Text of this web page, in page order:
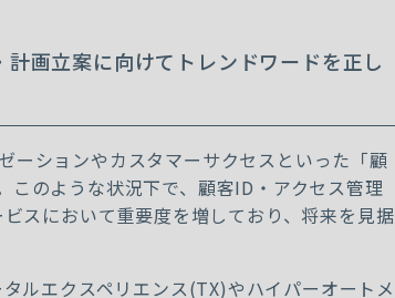
画立案に向けてトレンドワードを正し
ーションやカスタマーサクセスといった「顧
このような状況下で、顧客ID ・アクセス管理
スにおいて重要度を増しており、将来を見据
ルエクスペリエンス(TX)やハイパーオートメ